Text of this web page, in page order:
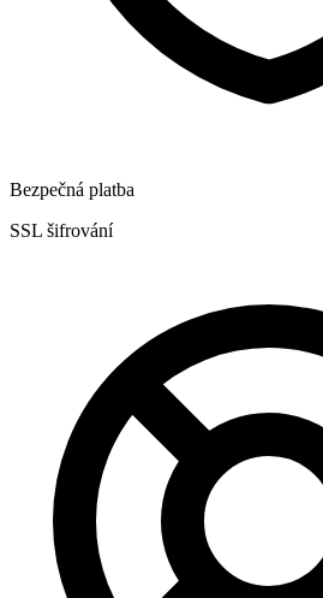
Bezpečná platba
SSL šifrování